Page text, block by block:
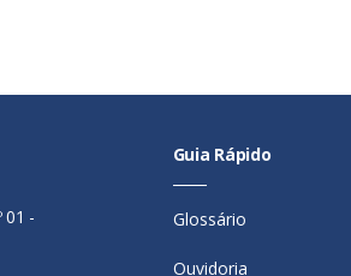
01 -
Guia Rápido
Glossário
Ouvidoria